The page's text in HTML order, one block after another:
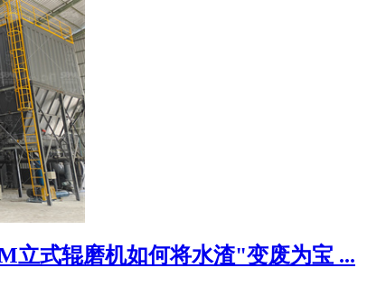
立式辊磨机如何将水渣"变废为宝 ...